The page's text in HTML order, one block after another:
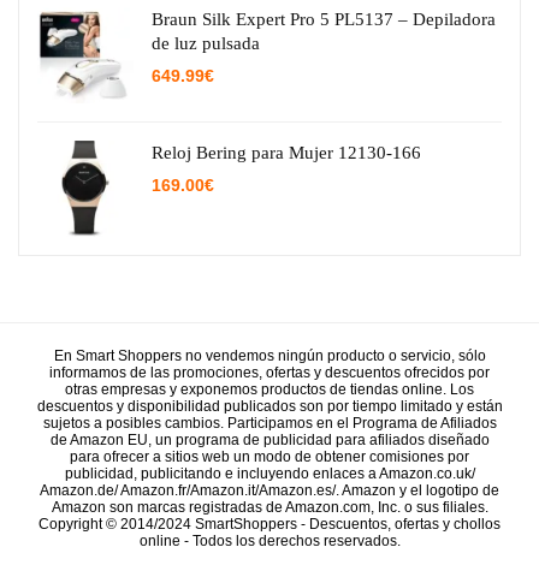
29.95€.15.38€.
Braun Silk Expert Pro 5 PL5137 – Depiladora
de luz pulsada
649.99€
Reloj Bering para Mujer 12130-166
169.00€
En Smart Shoppers no vendemos ningún producto o servicio, sólo
informamos de las promociones, ofertas y descuentos ofrecidos por
otras empresas y exponemos productos de tiendas online. Los
descuentos y disponibilidad publicados son por tiempo limitado y están
sujetos a posibles cambios. Participamos en el Programa de Afiliados
de Amazon EU, un programa de publicidad para afiliados diseñado
para ofrecer a sitios web un modo de obtener comisiones por
publicidad, publicitando e incluyendo enlaces a Amazon.co.uk/
Amazon.de/ Amazon.fr/Amazon.it/Amazon.es/. Amazon y el logotipo de
Amazon son marcas registradas de Amazon.com, Inc. o sus filiales.
Copyright © 2014/2024 SmartShoppers - Descuentos, ofertas y chollos
online - Todos los derechos reservados.